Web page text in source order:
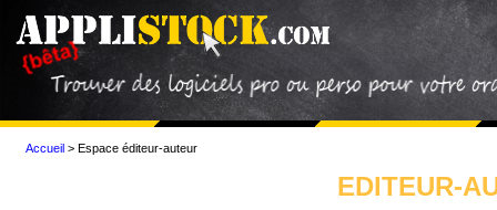
Accueil > Espace éditeur-auteur
EDITEUR-